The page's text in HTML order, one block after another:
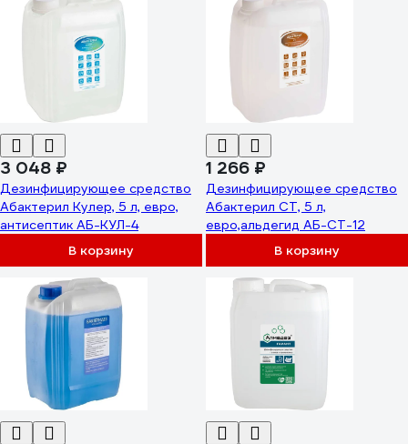
3 048 ₽
Дезинфицирующее средство
Абактерил Кулер, 5 л, евро,
антисептик АБ-КУЛ-4
В корзину
1 266 ₽
Дезинфицирующее средство
Абактерил СТ, 5 л,
евро,альдегид АБ-СТ-12
В корзину